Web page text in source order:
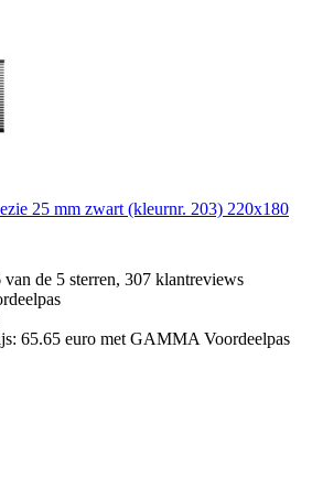
25 mm zwart (kleurnr. 203) 220x180
de 5 sterren, 307 klantreviews
65.65 euro met GAMMA Voordeelpas